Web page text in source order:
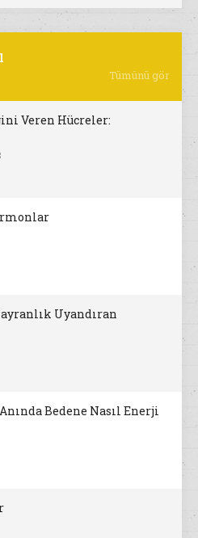
Tümünü gör
Veren Hücreler:
Uyandıran
Bedene Nasıl Enerji